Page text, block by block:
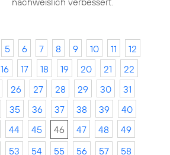
5 6 7 8 9 10 11
12
16 17 18 19 20 21
22
26 27 28 29 30
31
35 36 37 38 39
40
44 45 46 47 48
49
53 54 55 56 57
58